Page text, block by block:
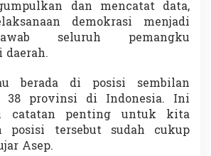
dan mencatat data,
demokrasi menjadi
seluruh pemangku
berada di posisi sembilan
38 provinsi di Indonesia. Ini
catatan penting untuk kita
posisi tersebut sudah cukup
Asep.